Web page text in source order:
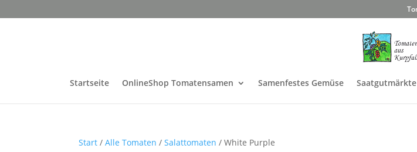
Startseite OnlineShop Tomatensamen Samenfestes Gemüse
Start /Alle Tomaten /Salattomaten / White Purple